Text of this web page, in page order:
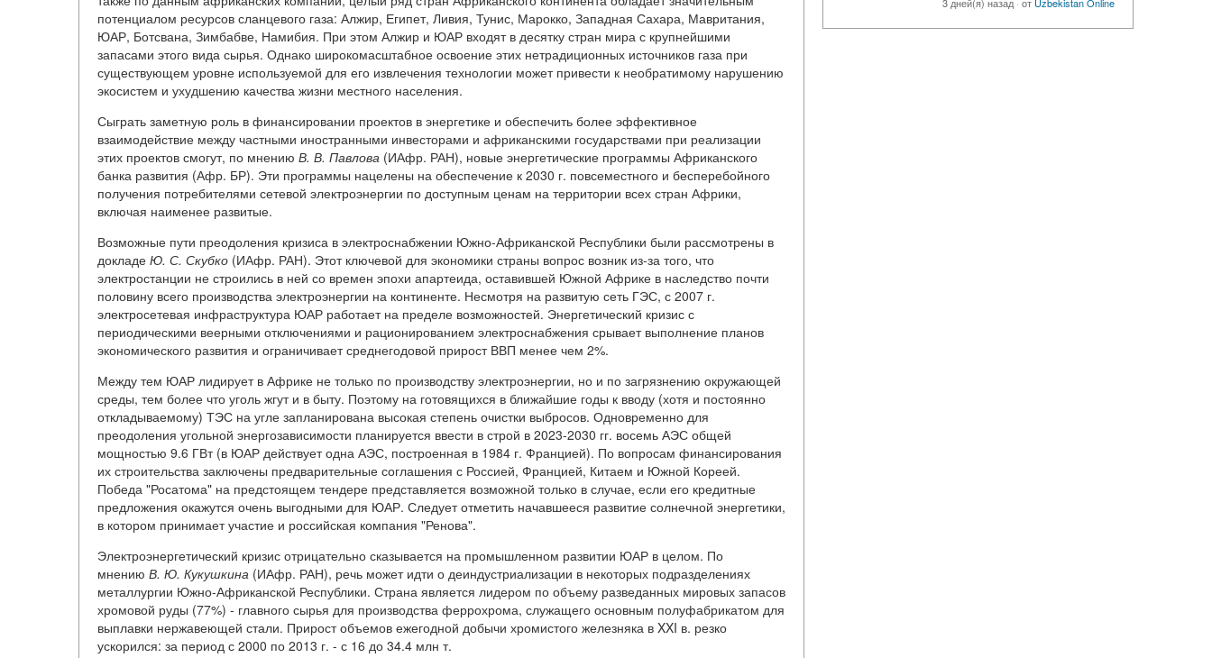
потенциалом ресурсов сланцевого газа: Алжир, Египет, Ливия, Тунис, Марокко, Западная Сахара, Мавритания,
ЮАР, Ботсвана, Зимбабве, Намибия. При этом Алжир и ЮАР входят в десятку стран мира с крупнейшими
запасами этого вида сырья. Однако широкомасштабное освоение этих нетрадиционных источников газа при
существующем уровне используемой для его извлечения технологии может привести к необратимому нарушению
экосистем и ухудшению качества жизни местного населения.
Сыграть заметную роль в финансировании проектов в энергетике и обеспечить более эффективное
взаимодействие между частными иностранными инвесторами и африканскими государствами при реализации
этих проектов смогут, по мнению В. В. Павлова (ИАфр. РАН), новые энергетические программы Африканского
банка развития (Афр. БР). Эти программы нацелены на обеспечение к 2030 г. повсеместного и бесперебойного
получения потребителями сетевой электроэнергии по доступным ценам на территории всех стран Африки,
включая наименее развитые.
Возможные пути преодоления кризиса в электроснабжении Южно-Африканской Республики были рассмотрены в
докладе Ю. С. Скубко (ИАфр. РАН). Этот ключевой для экономики страны вопрос возник из-за того, что
электростанции не строились в ней со времен эпохи апартеида, оставившей Южной Африке в наследство почти
половину всего производства электроэнергии на континенте. Несмотря на развитую сеть ГЭС, с 2007 г.
электросетевая инфраструктура ЮАР работает на пределе возможностей. Энергетический кризис с
периодическими веерными отключениями и рационированием электроснабжения срывает выполнение планов
экономического развития и ограничивает среднегодовой прирост ВВП менее чем 2%.
Между тем ЮАР лидирует в Африке не только по производству электроэнергии, но и по загрязнению окружающей
среды, тем более что уголь жгут и в быту. Поэтому на готовящихся в ближайшие годы к вводу (хотя и постоянно
откладываемому) ТЭС на угле запланирована высокая степень очистки выбросов. Одновременно для
преодоления угольной энергозависимости планируется ввести в строй в 2023-2030 гг. восемь АЭС общей
мощностью 9.6 ГВт (в ЮАР действует одна АЭС, построенная в 1984 г. Францией). По вопросам финансирования
их строительства заключены предварительные соглашения с Россией, Францией, Китаем и Южной Кореей.
Победа "Росатома" на предстоящем тендере представляется возможной только в случае, если его кредитные
предложения окажутся очень выгодными для ЮАР. Следует отметить начавшееся развитие солнечной энергетики,
в котором принимает участие и российская компания "Ренова".
Электроэнергетический кризис отрицательно сказывается на промышленном развитии ЮАР в целом. По
мнению В. Ю. Кукушкина (ИАфр. РАН), речь может идти о деиндустриализации в некоторых подразделениях
металлургии Южно-Африканской Республики. Страна является лидером по объему разведанных мировых запасов
хромовой руды (77%) - главного сырья для производства феррохрома, служащего основным полуфабрикатом для
выплавки нержавеющей стали. Прирост объемов ежегодной добычи хромистого железняка в XXI в. резко
ускорился: за период с 2000 по 2013 г. - с 16 до 34.4 млн т.
3 дней(я) назад· от Uzbekistan Online